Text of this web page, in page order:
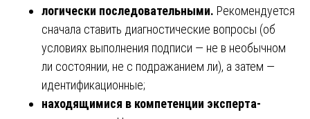
логически последовательными. Рекомендуется
сначала ставить диагностические вопросы (об
условиях выполнения подписи — не в необычном
ли состоянии, не с подражанием ли), а затем —
идентификационные;
находящимися в компетенции эксперта-